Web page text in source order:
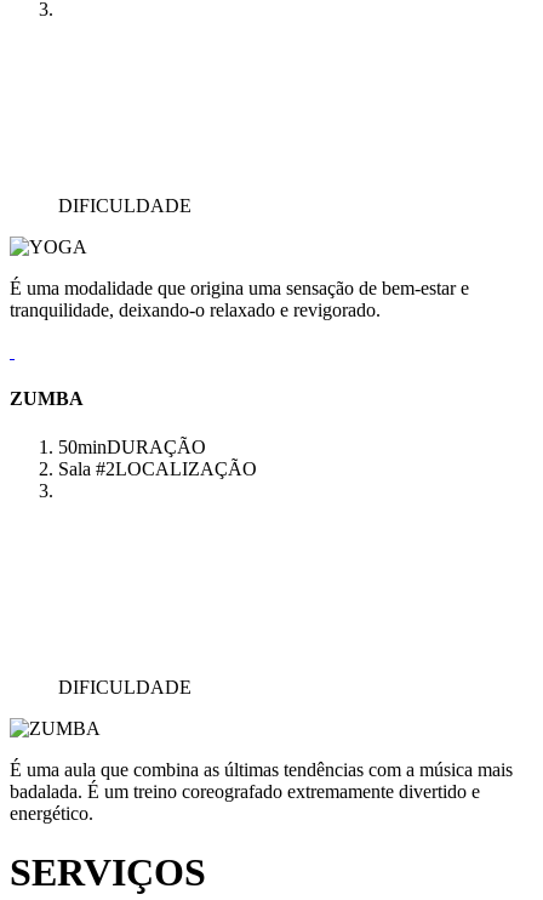
DIFICULDADE
É uma modalidade que origina uma sensação de bem-estar e
tranquilidade, deixando-o relaxado e revigorado.
ZUMBA
50minDURAÇÃO
Sala #2LOCALIZAÇÃO
DIFICULDADE
É uma aula que combina as últimas tendências com a música mais
badalada. É um treino coreografado extremamente divertido e
energético.
SERVIÇOS